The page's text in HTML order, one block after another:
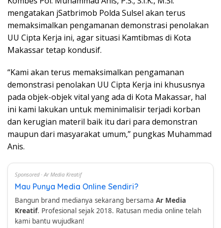
mengatakan jSatbrimob Polda Sulsel akan terus
memaksimalkan pengamanan demonstrasi penolakan
UU Cipta Kerja ini, agar situasi Kamtibmas di Kota
Makassar tetap kondusif.
“Kami akan terus memaksimalkan pengamanan
demonstrasi penolakan UU Cipta Kerja ini khususnya
pada objek-objek vital yang ada di Kota Makassar, hal
ini kami lakukan untuk meminimalisir terjadi korban
dan kerugian materil baik itu dari para demonstran
maupun dari masyarakat umum,” pungkas Muhammad
Anis.
Sponsored · Ar Media Kreatif
Mau Punya Media Online Sendiri?
Bangun brand medianya sekarang bersama Ar Media
Kreatif. Profesional sejak 2018. Ratusan media online telah
kami bantu wujudkan!